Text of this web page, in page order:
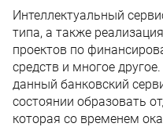
Интеллектуальный
типа, а также
проектов по
средств и многое
данный банковский
состоянии образовать
которая со временем